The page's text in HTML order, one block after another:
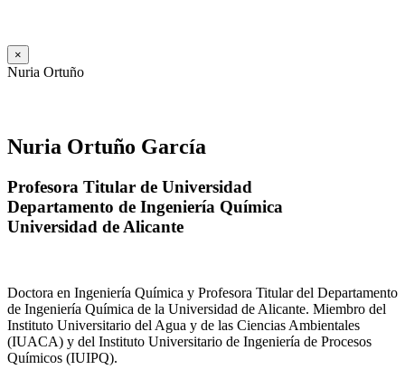
×
Nuria Ortuño
Nuria Ortuño García
Profesora Titular de Universidad
Departamento de Ingeniería Química
Universidad de Alicante
Doctora en Ingeniería Química y Profesora Titular del Departamento
de Ingeniería Química de la Universidad de Alicante. Miembro del
Instituto Universitario del Agua y de las Ciencias Ambientales
(IUACA) y del Instituto Universitario de Ingeniería de Procesos
Químicos (IUIPQ).